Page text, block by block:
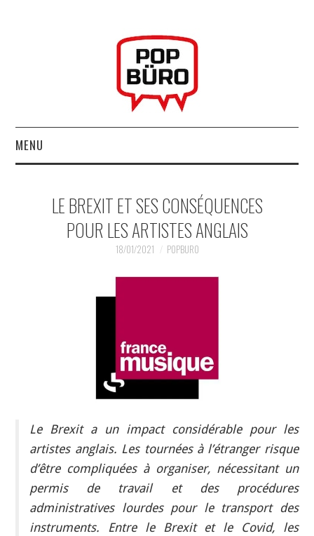
MENU
MUSIQUESACTUELLES.NET
GABBA GABBA HEY !
LE BREXIT ET SES CONSÉQUENCES
POUR LES ARTISTES ANGLAIS
18/01/2021 POPBURO
Le Brexit a un impact considérable pour les
artistes anglais. Les tournées à l’étranger risque
d’être compliquées à organiser, nécessitant un
permis de travail et des procédures
administratives lourdes pour le transport des
instruments. Entre le Brexit et le Covid, les